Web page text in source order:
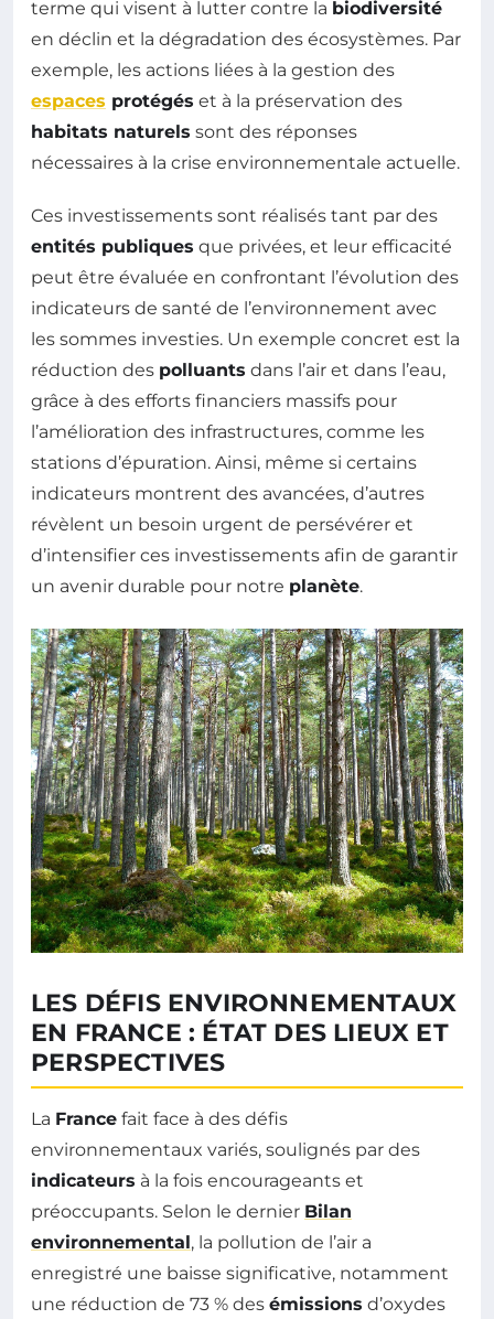
terme qui visent à lutter contre la biodiversité
en déclin et la dégradation des écosystèmes. Par
exemple, les actions liées à la gestion des
espaces protégés et à la préservation des
habitats naturels sont des réponses
nécessaires à la crise environnementale actuelle.
Ces investissements sont réalisés tant par des
entités publiques que privées, et leur efficacité
peut être évaluée en confrontant l’évolution des
indicateurs de santé de l’environnement avec
les sommes investies. Un exemple concret est la
réduction des polluants dans l’air et dans l’eau,
grâce à des efforts financiers massifs pour
l’amélioration des infrastructures, comme les
stations d’épuration. Ainsi, même si certains
indicateurs montrent des avancées, d’autres
révèlent un besoin urgent de persévérer et
d’intensifier ces investissements afin de garantir
un avenir durable pour notre planète.
LES DÉFIS ENVIRONNEMENTAUX
EN FRANCE : ÉTAT DES LIEUX ET
PERSPECTIVES
La France fait face à des défis
environnementaux variés, soulignés par des
indicateurs à la fois encourageants et
préoccupants. Selon le dernier Bilan
environnemental, la pollution de l’air a
enregistré une baisse significative, notamment
une réduction de 73 % des émissions d’oxydes